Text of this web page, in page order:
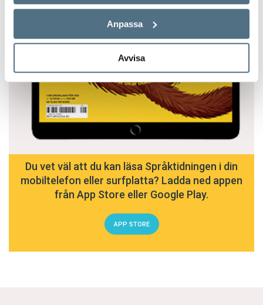
Anpassa
Avvisa
Du vet väl att du kan läsa Språktidningen i din
mobiltelefon eller surfplatta? Ladda ned appen
från App Store eller Google Play.
APP STORE